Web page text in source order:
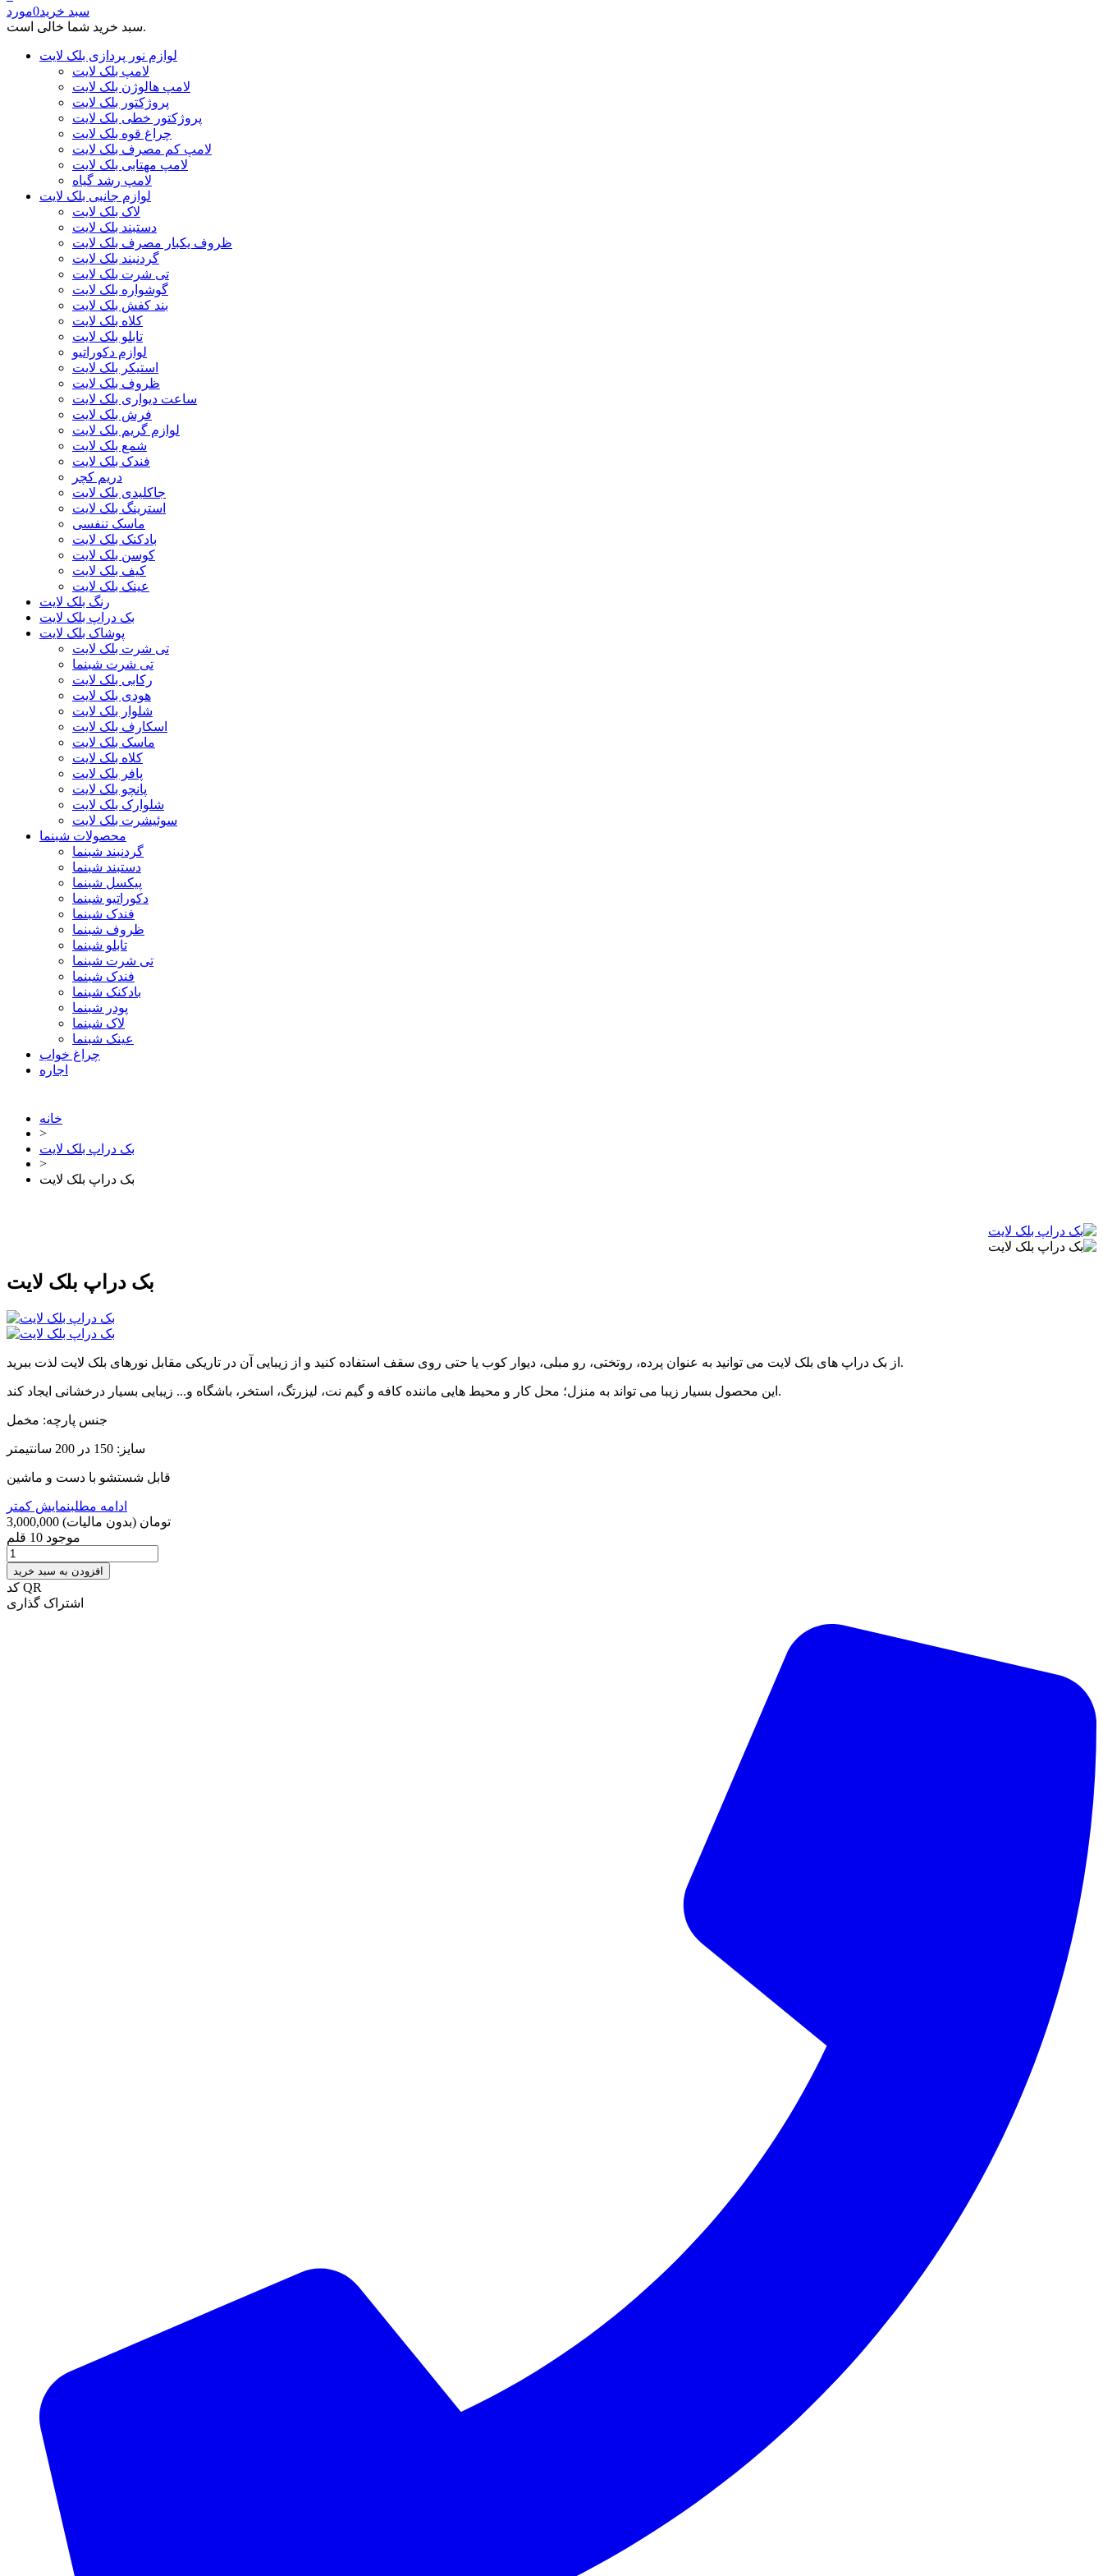
سبد خرید0مورد
سبد خرید شما خالی است.
لوازم نور پردازی بلک لایت
لامپ بلک لایت
لامپ هالوژن بلک لایت
پروژکتور بلک لایت
پروژکتور خطی بلک لایت
چراغ قوه بلک لایت
لامپ کم مصرف بلک لایت
لامپ مهتابی بلک لایت
لامپ رشد گیاه
لوازم جانبی بلک لایت
لاک بلک لایت
دستبند بلک لایت
ظروف یکبار مصرف بلک لایت
گردنبند بلک لایت
تی شرت بلک لایت
گوشواره بلک لایت
بند کفش بلک لایت
کلاه بلک لایت
تابلو بلک لایت
لوازم دکوراتیو
استیکر بلک لایت
ظروف بلک لایت
ساعت دیواری بلک لایت
فرش بلک لایت
لوازم گریم بلک لایت
شمع بلک لایت
فندک بلک لایت
دریم کچر
جاکلیدی بلک لایت
استرینگ بلک لایت
ماسک تنفسی
بادکنک بلک لایت
کوسن بلک لایت
کیف بلک لایت
عینک بلک لایت
رنگ بلک لایت
بک دراپ بلک لایت
پوشاک بلک لایت
تی شرت بلک لایت
تی شرت شبنما
رکابی بلک لایت
هودی بلک لایت
شلوار بلک لایت
اسکارف بلک لایت
ماسک بلک لایت
کلاه بلک لایت
پافر بلک لایت
پانچو بلک لایت
شلوارک بلک لایت
سوئیشرت بلک لایت
محصولات شبنما
گردنبند شبنما
دستبند شبنما
پیکسل شبنما
دکوراتیو شبنما
فندک شبنما
ظروف شبنما
تابلو شبنما
تی شرت شبنما
فندک شبنما
بادکنک شبنما
پودر شبنما
لاک شبنما
عینک شبنما
چراغ خواب
اجاره
خانه
>
بک دراپ بلک لایت
>
بک دراپ بلک لایت
بک دراپ بلک لایت
از بک دراپ های بلک لایت می توانید به عنوان پرده، روتختی، رو مبلی، دیوار کوب یا حتی روی سقف استفاده کنید و از زیبایی آن در تاریکی مقابل نورهای بلک لایت لذت ببرید.
این محصول بسیار زیبا می تواند به منزل؛ محل کار و محیط هایی ماننده کافه و گیم نت، لیزرتگ، استخر، باشگاه و... زیبایی بسیار درخشانی ایجاد کند.
جنس پارچه: مخمل
سایز: 150 در 200 سانتیمتر
قابل شستشو با دست و ماشین
ادامه مطلبنمایش کمتر
3,000,000 تومان (بدون مالیات)
موجود 10 قلم
افزودن به سبد خرید
کد QR
اشتراک گذاری